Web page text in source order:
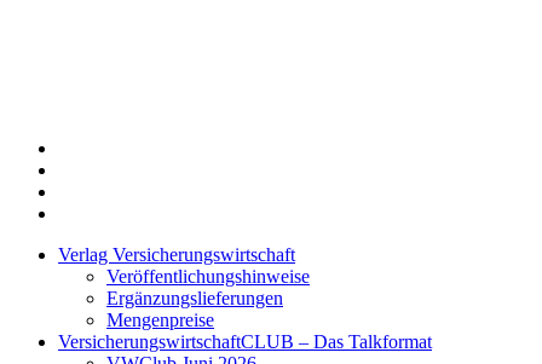
Verlag Versicherungswirtschaft
Veröffentlichungshinweise
Ergänzungslieferungen
Mengenpreise
VersicherungswirtschaftCLUB – Das Talkformat